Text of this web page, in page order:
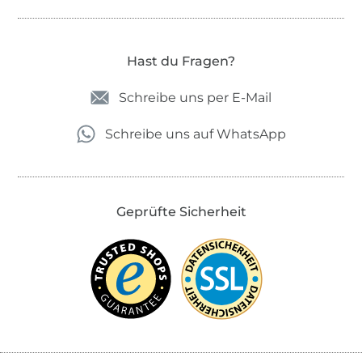
Hast du Fragen?
Schreibe uns per E-Mail
Schreibe uns auf WhatsApp
Geprüfte Sicherheit